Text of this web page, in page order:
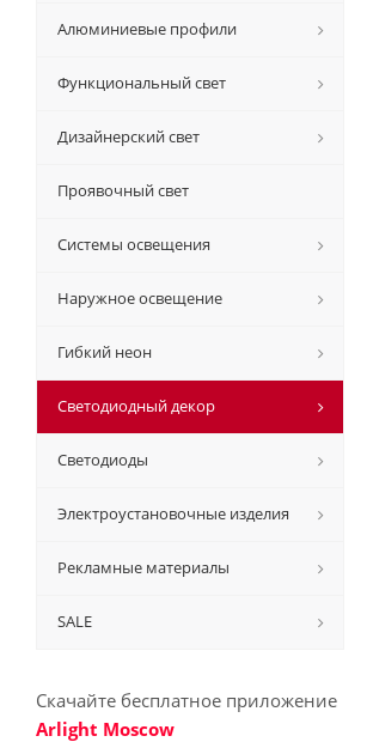
Алюминиевые профили
Функциональный свет
Дизайнерский свет
Проявочный свет
Системы освещения
Наружное освещение
Гибкий неон
Светодиодный декор
Светодиоды
Электроустановочные изделия
Рекламные материалы
SALE
Скачайте бесплатное приложение
Arlight Moscow